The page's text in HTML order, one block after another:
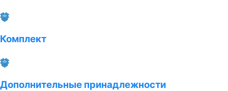
Комплект
Дополнительные принадлежности